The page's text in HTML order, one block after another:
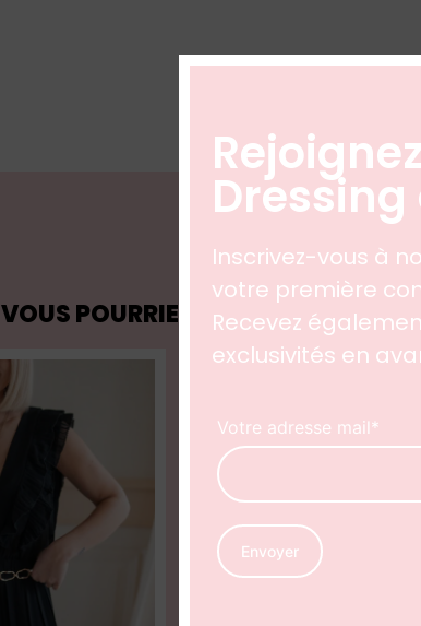
VOUS POURRIEZ AUSSI AIMER
Inscrivez-vous à
votre première
Recevez
exclusivités en
Votre adresse mail*